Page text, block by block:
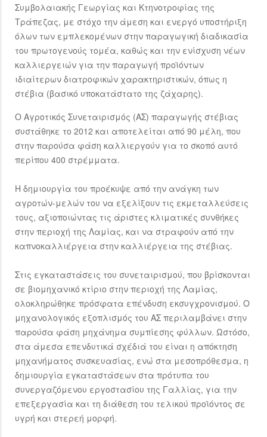
Συμβολαιακής Γεωργίας και Κτηνοτροφίας της
Τράπεζας, με στόχο την άμεση και ενεργό υποστήριξη
όλων των εμπλεκομένων στην παραγωγική διαδικασία
του πρωτογενούς τομέα, καθώς και την ενίσχυση νέων
καλλιεργειών για την παραγωγή προϊόντων
ιδιαίτερων διατροφικών χαρακτηριστικών, όπως η
στέβια (βασικό υποκατάστατο της ζάχαρης).
Ο Αγροτικός Συνεταιρισμός (ΑΣ) παραγωγής στέβιας
συστάθηκε το 2012 και αποτελείται από 90 μέλη, που
στην παρούσα φάση καλλιεργούν για το σκοπό αυτό
περίπου 400 στρέμματα.
Η δημιουργία του προέκυψε από την ανάγκη των
αγροτών-μελών του να εξελίξουν τις εκμεταλλεύσεις
τους, αξιοποιώντας τις άριστες κλιματικές συνθήκες
στην περιοχή της Λαμίας, και να στραφούν από την
καπνοκαλλιέργεια στην καλλιέργεια της στέβιας.
Στις εγκαταστάσεις του συνεταιρισμού, που βρίσκονται
σε βιομηχανικό κτίριο στην περιοχή της Λαμίας,
ολοκληρώθηκε πρόσφατα επένδυση εκσυγχρονισμού. Ο
μηχανολογικός εξοπλισμός του ΑΣ περιλαμβάνει στην
παρούσα φάση μηχάνημα συμπίεσης φύλλων. Ωστόσο,
στα άμεσα επενδυτικά σχέδιά του είναι η απόκτηση
μηχανήματος συσκευασίας, ενώ στα μεσοπρόθεσμα, η
δημιουργία εγκαταστάσεων στα πρότυπα του
συνεργαζόμενου εργοστασίου της Γαλλίας, για την
επεξεργασία και τη διάθεση του τελικού προϊόντος σε
υγρή και στερεή μορφή.